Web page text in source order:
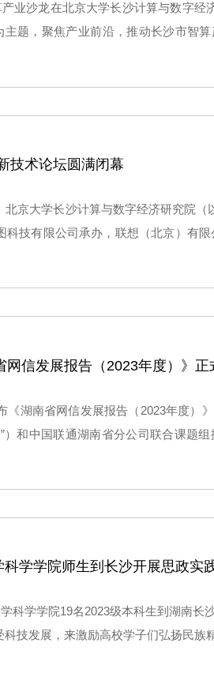
业沙龙在北京大学长沙计算与数字经
主题，聚焦产业前沿，推动长沙市智
链长罗缵吉出席会议并致辞，科技
基础软件首席科学家陈海波以及市新
技术论坛圆满闭幕
京大学长沙计算与数字经济研究院（
科技有限公司承办，联想（北京）有
论坛在广州圆满闭幕。本次论坛汇聚
网信发展报告（2023年度）》正
《湖南省网信发展报告（2023年度）
）和中国联通湖南省分公司联合课题
学学院师生到长沙开展思政实
科学学院19名2023级本科生到湖南长
技发展，来激励高校学子们弘扬民族